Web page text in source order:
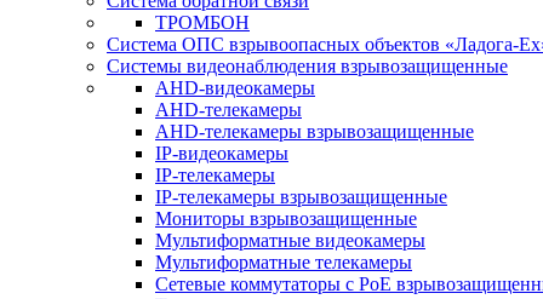
ТРОМБОН
Система ОПС взрывоопасных объектов «Ладога-
Системы видеонаблюдения взрывозащищенные
AHD-видеокамеры
AHD-телекамеры
AHD-телекамеры взрывозащищенные
IP-видеокамеры
IP-телекамеры
IP-телекамеры взрывозащищенные
Мониторы взрывозащищенные
Мультиформатные видеокамеры
Мультиформатные телекамеры
Сетевые коммутаторы с РоЕ